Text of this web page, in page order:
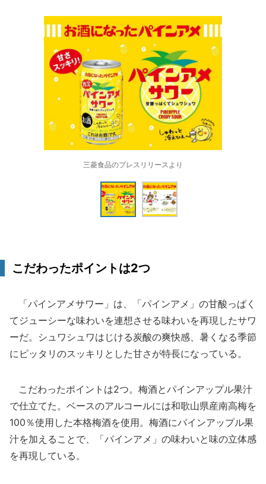
三菱食品のプレスリリースより
こだわったポイントは2つ
「パインアメサワー」は、「パインアメ」の甘酸っぱく
てジューシーな味わいを連想させる味わいを再現したサワ
ーだ。シュワシュワはじける炭酸の爽快感、暑くなる季節
にピッタリのスッキリとした甘さが特長になっている。
こだわったポイントは2つ。梅酒とパインアップル果汁
で仕立てた。ベースのアルコールには和歌山県産南高梅を
100％使用した本格梅酒を使用。梅酒にパインアップル果
汁を加えることで、「パインアメ」の味わいと味の立体感
を再現している。